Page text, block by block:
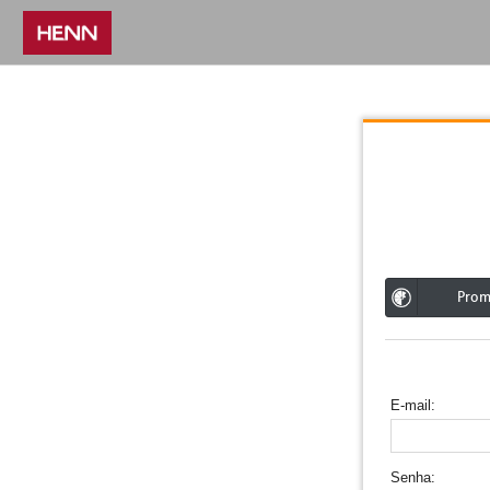
E-mail
Senha